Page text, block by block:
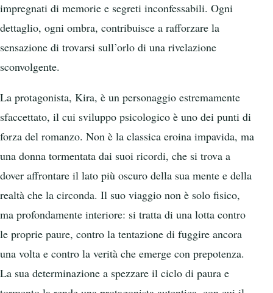
impregnati di memorie e segreti inconfessabili. Ogni
dettaglio, ogni ombra, contribuisce a rafforzare la
sensazione di trovarsi sull’orlo di una rivelazione
sconvolgente.
La protagonista, Kira, è un personaggio estremamente
sfaccettato, il cui sviluppo psicologico è uno dei punti di
forza del romanzo. Non è la classica eroina impavida, ma
una donna tormentata dai suoi ricordi, che si trova a
dover affrontare il lato più oscuro della sua mente e della
realtà che la circonda. Il suo viaggio non è solo fisico,
ma profondamente interiore: si tratta di una lotta contro
le proprie paure, contro la tentazione di fuggire ancora
una volta e contro la verità che emerge con prepotenza.
La sua determinazione a spezzare il ciclo di paura e